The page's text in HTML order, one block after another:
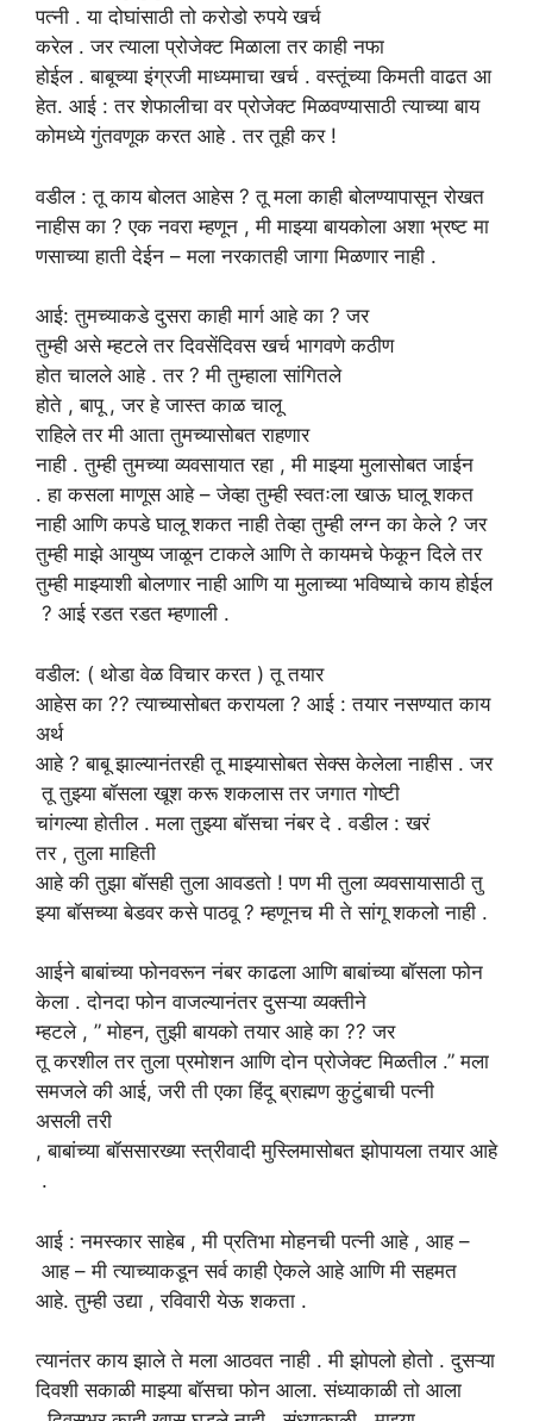
पत्नी .यादोघांसाठीतो करोडो रुपये खर्च
करेल . जर त्याला प्रोजेक्ट मिळालातरकाही नफा
होईल . बाबूच्या इंग्रजी माध्यमाचा खर्च . वस्तूंच्या किमती वाढत आ
हेत. आई : तर शेफालीचा वर प्रोजेक्ट मिळवण्यासाठी त्याच्या बाय
कोमध्ये गुंतवणूक करत आहे . तर तूही कर !
वडील: तूकायबोलत आहेस ? तू मला काही बोलण्यापासून रोखत
नाहीस का ? एक नवरा म्हणून ,मी माझ्या बायकोला अशा भ्रष्ट मा
णसाच्या हाती देईन – मला नरकातही जागा मिळणार नाही .
आई:तुमच्याकडेदुसराकाहीमार्ग आहेका ? जर
तुम्ही असे म्हटले तर दिवसेंदिवस खर्च भागवणे कठीण
होत चालले आहे . तर ? मी तुम्हाला सांगितले
होते , बापू , जर हे जास्त काळ चालू
राहिले तर मी आता तुमच्यासोबत राहणार
नाही . तुम्ही तुमच्या व्यवसायात रहा , मी माझ्या मुलासोबत जाईन
. हा कसला माणूस आहे – जेव्हा तुम्ही स्वतःला खाऊ घालू शकत
नाही आणि कपडे घालू शकत नाही तेव्हा तुम्ही लग्न का केले ? जर
तुम्ही माझे आयुष्य जाळून टाकले आणि ते कायमचे फेकून दिले तर
तुम्ही माझ्याशी बोलणार नाही आणि या मुलाच्या भविष्याचे काय होईल
? आई रडत रडत म्हणाली .
वडील: ( थोडावेळविचार करत )तूतयार
आहेसका ??त्याच्यासोबतकरायला ? आई : तयार नसण्यात काय
अर्थ
आहे ? बाबू झाल्यानंतरही तू माझ्यासोबत सेक्स केलेला नाहीस . जर
तू तुझ्या बॉसला खूश करू शकलास तर जगात गोष्टी
चांगल्या होतील . मला तुझ्या बॉसचा नंबर दे . वडील : खरं
तर , तुला माहिती
आहे की तुझा बॉसही तुला आवडतो ! पण मी तुला व्यवसायासाठी तु
झ्या बॉसच्या बेडवर कसे पाठवू ? म्हणूनच मी ते सांगू शकलो नाही .
आईनेबाबांच्याफोनवरूननंबरकाढला आणि बाबांच्या बॉसला फोन
केला . दोनदा फोन वाजल्यानंतर दुसऱ्या व्यक्तीने
म्हटले , ” मोहन, तुझी बायको तयार आहे का ?? जर
तू करशील तर तुला प्रमोशन आणि दोन प्रोजेक्ट मिळतील .” मला
समजले की आई, जरी ती एका हिंदू ब्राह्मण कुटुंबाची पत्नी
असली तरी
, बाबांच्या बॉससारख्या स्त्रीवादी मुस्लिमासोबत झोपायला तयार आहे
.
आई :नमस्कारसाहेब,मीप्रतिभामोहनचीपत्नी आहे , आह –
आह – मी त्याच्याकडून सर्व काही ऐकले आहे आणि मी सहमत
आहे. तुम्ही उद्या ,रविवारी येऊ शकता .
त्यानंतरकायझालेते मला आठवत नाही .मी झोपलो होतो . दुसऱ्या
दिवशी सकाळी माझ्या बॉसचा फोन आला. संध्याकाळी तो आला